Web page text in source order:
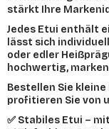
stärkt Ihre
Jedes Etui enthält
lässt sich
oder edler
hochwertig,
Bestellen Sie
profitieren Sie von
✅ Stabiles Etui –